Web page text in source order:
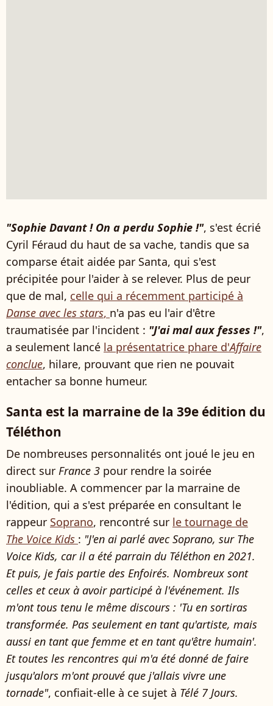
"Sophie Davant ! On a perdu Sophie !", s'est écrié
Cyril Féraud du haut de sa vache, tandis que sa
comparse était aidée par Santa, qui s'est
précipitée pour l'aider à se relever. Plus de peur
que de mal, celle qui a récemment participé à
Danse avec les stars, n'a pas eu l'air d'être
traumatisée par l'incident : "J'ai mal aux fesses !",
a seulement lancé la présentatrice phare d'Affaire
conclue, hilare, prouvant que rien ne pouvait
entacher sa bonne humeur.
Santa est la marraine de la 39e édition du
Téléthon
De nombreuses personnalités ont joué le jeu en
direct sur France 3 pour rendre la soirée
inoubliable. A commencer par la marraine de
l'édition, qui a s'est préparée en consultant le
rappeur Soprano, rencontré sur le tournage de
The Voice Kids : "J'en ai parlé avec Soprano, sur The
Voice Kids, car il a été parrain du Téléthon en 2021.
Et puis, je fais partie des Enfoirés. Nombreux sont
celles et ceux à avoir participé à l'événement. Ils
m'ont tous tenu le même discours : 'Tu en sortiras
transformée. Pas seulement en tant qu'artiste, mais
aussi en tant que femme et en tant qu'être humain'.
Et toutes les rencontres qui m'a été donné de faire
jusqu'alors m'ont prouvé que j'allais vivre une
tornade", confiait-elle à ce sujet à Télé 7 Jours.